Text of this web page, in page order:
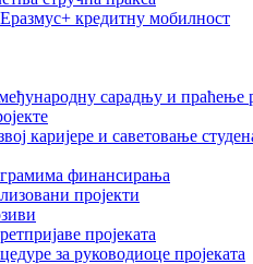
кредитну мобилност
сарадњу и праћење
каријере и саветовање
финансирања
пројекти
пројеката
за руководиоце пројеката